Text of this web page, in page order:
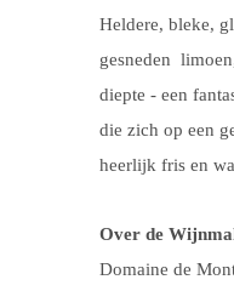
Heldere, bleke,
gesneden
diepte - een
die zich op een
heerlijk fris en
Over de
Domaine de